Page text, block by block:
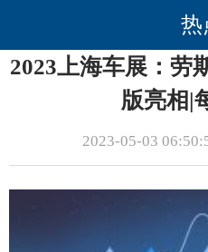
热
2023上海车展：劳
版亮相|
2023-05-03